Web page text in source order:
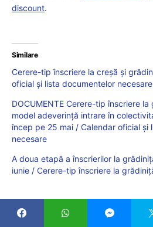
discount.
Similare
Cerere-tip înscriere la creșă și
oficial și lista documentelor necesare
DOCUMENTE Cerere-tip înscriere
model adeverință intrare în
încep pe 25 mai / Calendar oficial și
necesare
A doua etapă a înscrierilor la
iunie / Cerere-tip înscriere la